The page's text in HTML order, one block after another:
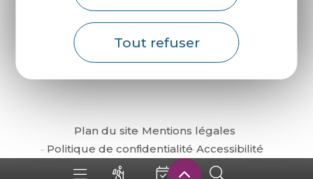
Tout refuser
Plan du site Mentions légales
Politique de confidentialité Accessibilité